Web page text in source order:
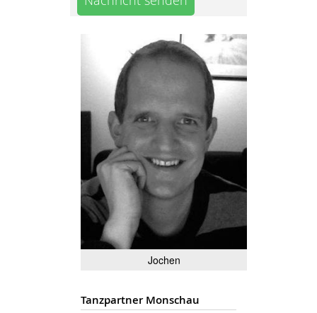
Jochen
Tanzpartner Monschau